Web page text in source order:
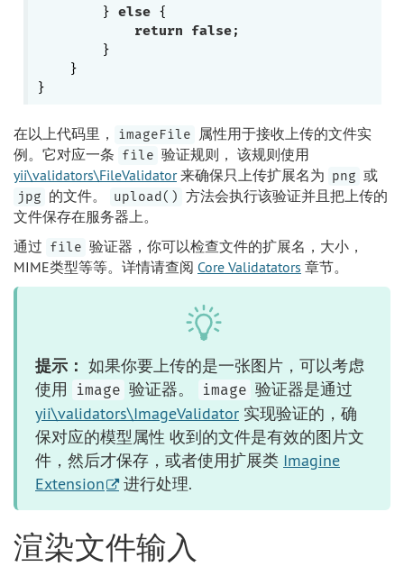
        }
else {
return
false;
        }
    }
在以上代码里， imageFile
属性用于接收上传的文件实
例。它对应一条 file 验证规则， 该规则使用
yii\validators\FileValidator来确保只上传扩展名为 png 或
jpg 的文件。 upload() 方法会执行该验证并且把上传的
文件保存在服务器上。
通过 file 验证器，你可以检查文件的扩展名，大小，
MIME类型等等。详情请查阅 Core Validatators 章节。
提示： 如果你要上传的是一张图片，可以考虑
使用
image 验证器。 image 验证器是通过
yii\validators\ImageValidator 实现验证的，确
保对应的模型属性 收到的文件是有效的图片文
件，然后才保存，或者使用扩展类 Imagine
Extension
进行处理.
渲染文件输入